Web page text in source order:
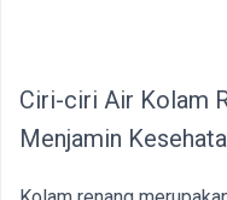
Ciri-ciri Air Kolam
Menjamin